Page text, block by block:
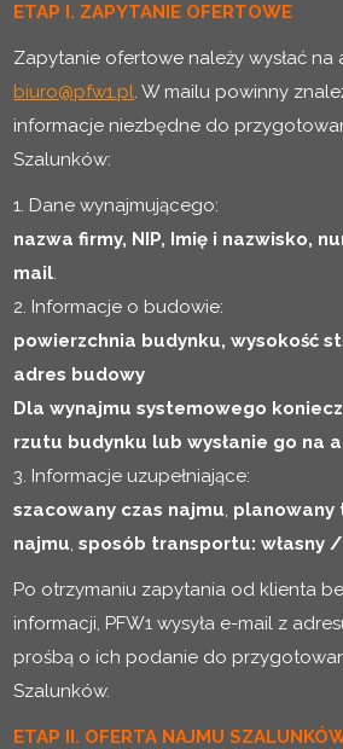
ETAP I. ZAPYTANIE OFERTOWE
Zapytanie ofertowe należy wysłać na
biuro@pfw1.pl. W mailu powinny
informacje niezbędne do
Szalunków:
1. Dane wynajmującego:
nazwa firmy, NIP, Imię i nazwisko,
mail.
2. Informacje o budowie:
powierzchnia budynku, wysokość
adres budowy
Dla wynajmu systemowego
rzutu budynku lub wysłanie go na
3. Informacje uzupełniające:
szacowany czas najmu, planowany
najmu,sposób transportu: własny /
Po otrzymaniu zapytania od klienta
informacji, PFW1 wysyła e-mail z
prośbą o ich podanie do
Szalunków.
ETAP II. OFERTA NAJMU